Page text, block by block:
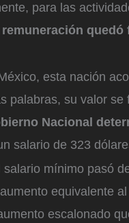
para las
quedó
esta nación
palabras, su valor
Nacional
salario de 323
salario mínimo pasó
equivalente
escalonado